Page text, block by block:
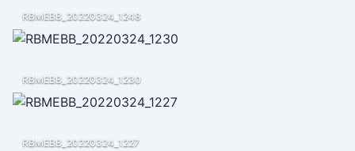
RBMEBB_20220324_1248
RBMEBB_20220324_1230
RBMEBB_20220324_1227